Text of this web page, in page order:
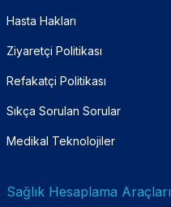
Hasta Hakları
Ziyaretçi Politikası
Refakatçi Politikası
Sıkça Sorulan Sorular
Medikal Teknolojiler
Sağlık Hesaplama Araçları